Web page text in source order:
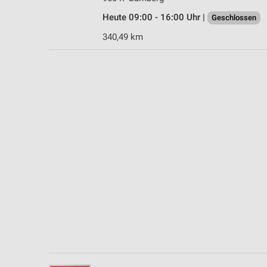
Heute 09:00 - 16:00 Uhr |
Geschlossen
340,49 km
Analyse von Zielgruppen durch Statistiken oder Kombinationen